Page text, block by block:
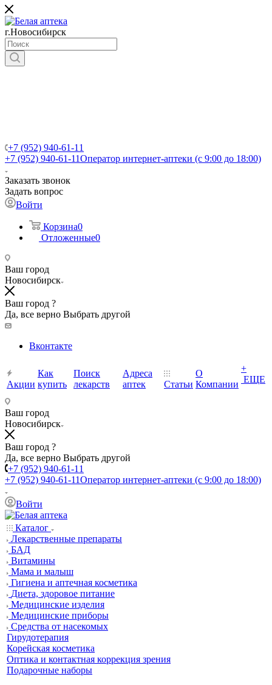
г.Новосибирск
+7 (952) 940-61-11
+7 (952) 940-61-11Оператор интернет-аптеки (с 9:00 до 18:00)
Заказать звонок
Задать вопрос
Войти
Корзина0
Отложенные0
Ваш город
Новосибирск
Ваш город ?
Да, все верно Выбрать другой
Вконтакте
Акции
Как
купить
Поиск
лекарств
Адреса
аптек
Статьи
О
Компании
+
ЕЩЕ
Ваш город
Новосибирск
Ваш город ?
Да, все верно Выбрать другой
+7 (952) 940-61-11
+7 (952) 940-61-11Оператор интернет-аптеки (с 9:00 до 18:00)
Войти
Каталог
Лекарственные препараты
БАД
Витамины
Мама и малыш
Гигиена и аптечная косметика
Диета, здоровое питание
Медицинские изделия
Медицинские приборы
Средства от насекомых
Гирудотерапия
Корейская косметика
Оптика и контактная коррекция зрения
Подарочные наборы